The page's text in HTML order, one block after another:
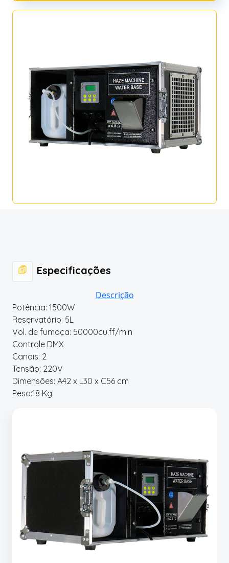
Especificações
Descrição
Potência: 1500W
Reservatório: 5L
Vol. de fumaça: 50000cu.ff/min
Controle DMX
Canais: 2
Tensão: 220V
Dimensões: A42 x L30 x C56 cm
Peso:18 Kg